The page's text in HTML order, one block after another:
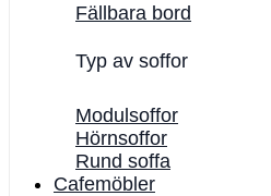
Fällbara bord
Typ av soffor
Modulsoffor
Hörnsoffor
Rund soffa
Cafemöbler